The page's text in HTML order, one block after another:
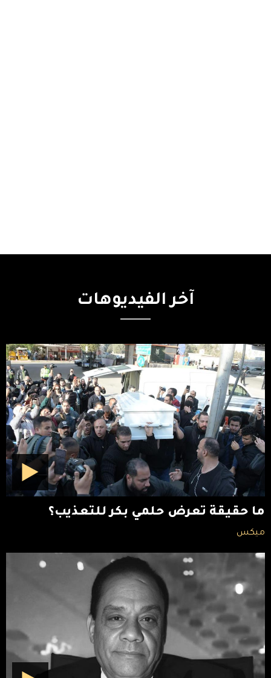
آخر الفيديوهات
ما حقيقة تعرض حلمي بكر للتعذيب؟
ميكس